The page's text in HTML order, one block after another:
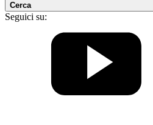
Cerca
Seguici su: